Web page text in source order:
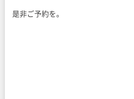
是非ご予約を。